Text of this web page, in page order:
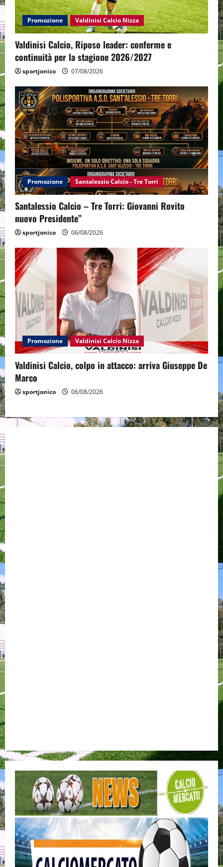
Promozione Valdinisi Calcio Nizza
Valdinisi Calcio, Riposo leader: conferme e
continuità per la stagione 2026/2027
sportjonico 07/08/2026
Promozione Santalessio Calcio - Tre Torri
Santalessio Calcio – Tre Torri: Giovanni Rovito
nuovo Presidente”
sportjonico 06/08/2026
Promozione Valdinisi Calcio Nizza
Valdinisi Calcio, colpo in attacco: arriva Giuseppe De
Marco
sportjonico 06/08/2026